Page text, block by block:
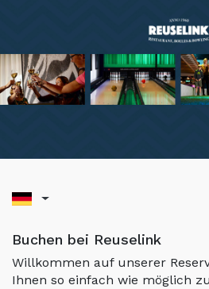
Buchen bei Reuselink
Willkommen auf unserer
Ihnen so einfach wie möglich